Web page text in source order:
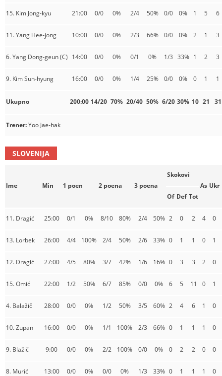
15. Kim Jong-kyu 21:00 0/0 0% 2/4 50% 0/0 0% 1 5 6
11. Yang Hee-jong 10:00 0/0 0% 2/3 66% 0/0 0% 2 1 3
6. Yang Dong-geun (C) 14:00 0/0 0% 0/1 0% 1/3 33% 1 2 3
9. Kim Sun-hyung 16:00 0/0 0% 1/4 25% 0/0 0% 0 1 1
Ukupno 200:00 14/20 70% 20/40 50% 6/20 30% 10 21 31
Trener:Yoo Jae-hak
SLOVENIJA
Ime Min 1 poen 2 poena 3 poena
Skokovi
As Ukr
Of Def Tot
11. Dragić 25:00 0/1 0% 8/10 80% 2/4 50% 2 0 2 4 0
13. Lorbek 26:00 4/4 100% 2/4 50% 2/6 33% 0 1 1 0 1
12. Dragić 27:00 4/5 80% 3/7 42% 1/6 16% 0 3 3 2 0
15. Omić 22:00 1/2 50% 6/7 85% 0/0 0% 6 5 11 0 1
4. Balažič 28:00 0/0 0% 1/2 50% 3/5 60% 2 4 6 1 0
10. Zupan 16:00 0/0 0% 1/1 100% 2/3 66% 0 1 1 1 0
9. Blažič 9:00 0/0 0% 2/2 100% 0/0 0% 0 2 2 0 0
8. Murić 13:00 0/0 0% 0/0 0% 1/3 33% 0 1 1 1 0